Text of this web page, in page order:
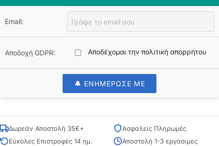
Email:
Αποδοχή GDPR: Αποδέχομαι την πολιτική απορρήτου
🔔 ΕΝΗΜΕΡΩΣΕ ΜΕ
Δωρεάν Αποστολή 35€+
Ασφαλείς Πληρωμές
Εύκολες Επιστροφές 14 ημ.
Αποστολή 1-3 εργάσιμες